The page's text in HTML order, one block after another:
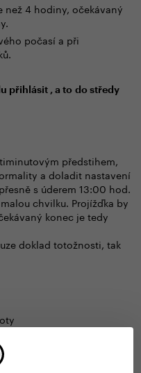
než 4 hodiny, očekávaný
počasí a při
přihlásit , a to do středy
předstihem,
a doladit nastavení
s úderem 13:00 hod.
chvilku. Projížďka by
konec je tedy
doklad totožnosti, tak